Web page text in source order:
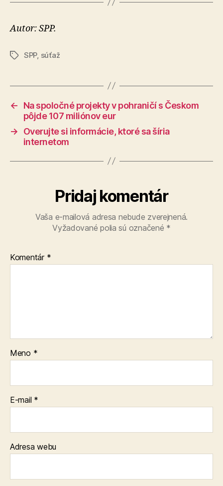
Autor: SPP.
Značky
SPP, súťaž
←
Na spoločné projekty v pohraničí s Českom
pôjde 107 miliónov eur
→
Overujte si informácie, ktoré sa šíria
internetom
Pridaj komentár
Vaša e-mailová adresa nebude zverejnená.
Vyžadované polia sú označené *
Komentár *
Meno *
E-mail *
Adresa webu